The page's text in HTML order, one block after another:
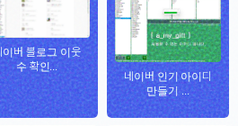
이버 블로그 이웃
수 확인...
네이버 인기 아이디
만들기 ...